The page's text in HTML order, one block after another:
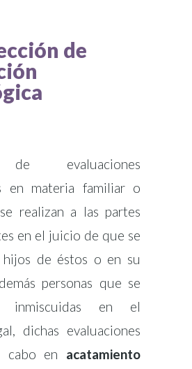
de
de evaluaciones
en materia familiar o
realizan a las partes
en el juicio de que se
de éstos o en su
personas que se
inmiscuidas en el
dichas evaluaciones
cabo en acatamiento